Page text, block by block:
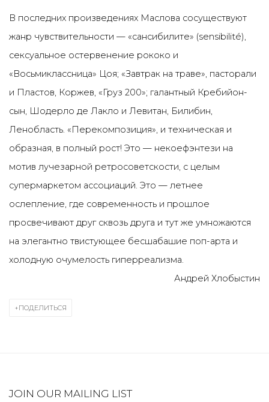
В последних произведениях Маслова сосуществуют
жанр чувствительности — «сансибилите» (sensibilité),
сексуальное остервенение рококо и
«Восьмиклассница» Цоя; «Завтрак на траве», пасторали
и Пластов, Коржев, «Груз 200»; галантный Кребийон-
сын, Шодерло де Лакло и Левитан, Билибин,
Ленобласть. «Перекомпозиция», и техническая и
образная, в полный рост! Это — некоефэнтези на
мотив лучезарной ретросоветскости, с целым
супермаркетом ассоциаций. Это — летнее
ослепление, где современность и прошлое
просвечивают друг сквозь друга и тут же умножаются
на элегантно твистующее бесшабашие поп-арта и
холодную очумелость гиперреализма.
Андрей Хлобыстин
ПОДЕЛИТЬСЯ
JOIN OUR MAILING LIST